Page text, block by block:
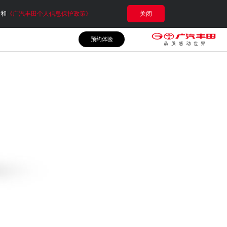
《广汽丰田个人信息保护政策》 关闭
预约体验